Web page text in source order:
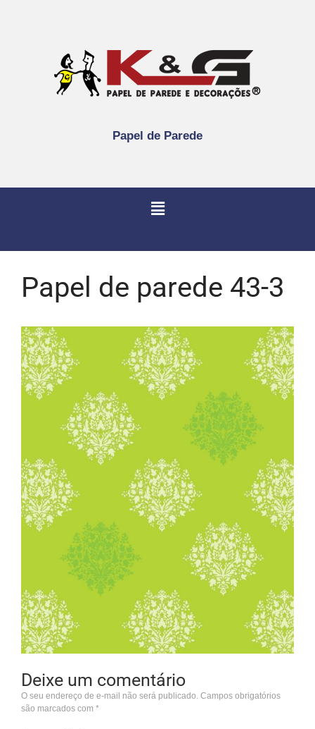
Papel de Parede
Papel de parede 43-3
Deixe um comentário
O seu endereço de e-mail não será publicado. Campos obrigatórios
são marcados com *